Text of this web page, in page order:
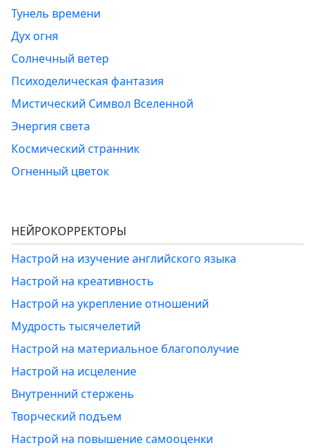
Тунель времени
Дух огня
Солнечный ветер
Психоделическая фантазия
Мистический Символ Вселенной
Энергия света
Космический странник
Огненный цветок
НЕЙРОКОРРЕКТОРЫ
Настрой на изучение английского языка
Настрой на креативность
Настрой на укрепление отношений
Мудрость тысячелетий
Настрой на материальное благополучие
Настрой на исцеление
Внутренний стержень
Творческий подъем
Настрой на повышение самооценки